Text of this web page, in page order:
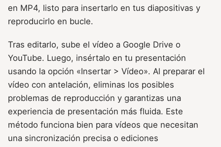
en MP4, listo para insertarlo en tus diapositivas y
reproducirlo en bucle.
Tras editarlo, sube el vídeo a Google Drive o
YouTube. Luego, insértalo en tu presentación
usando la opción «Insertar > Vídeo». Al preparar el
vídeo con antelación, eliminas los posibles
problemas de reproducción y garantizas una
experiencia de presentación más fluida. Este
método funciona bien para vídeos que necesitan
una sincronización precisa o ediciones